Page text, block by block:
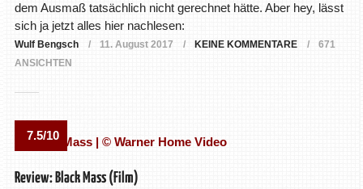
dem Ausmaß tatsächlich nicht gerechnet hätte. Aber hey, lässt
sich ja jetzt alles hier nachlesen:
Wulf Bengsch 11. August 2017 KEINE KOMMENTARE
671
ANSICHTEN
7.5/10
Review: Black Mass (Film)